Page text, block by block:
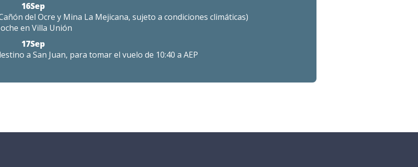
16Sep
del Ocre y Mina La Mejicana, sujeto a condiciones climáticas)
en Villa Unión
17Sep
a San Juan, para tomarel vuelo de 10:40 a AEP